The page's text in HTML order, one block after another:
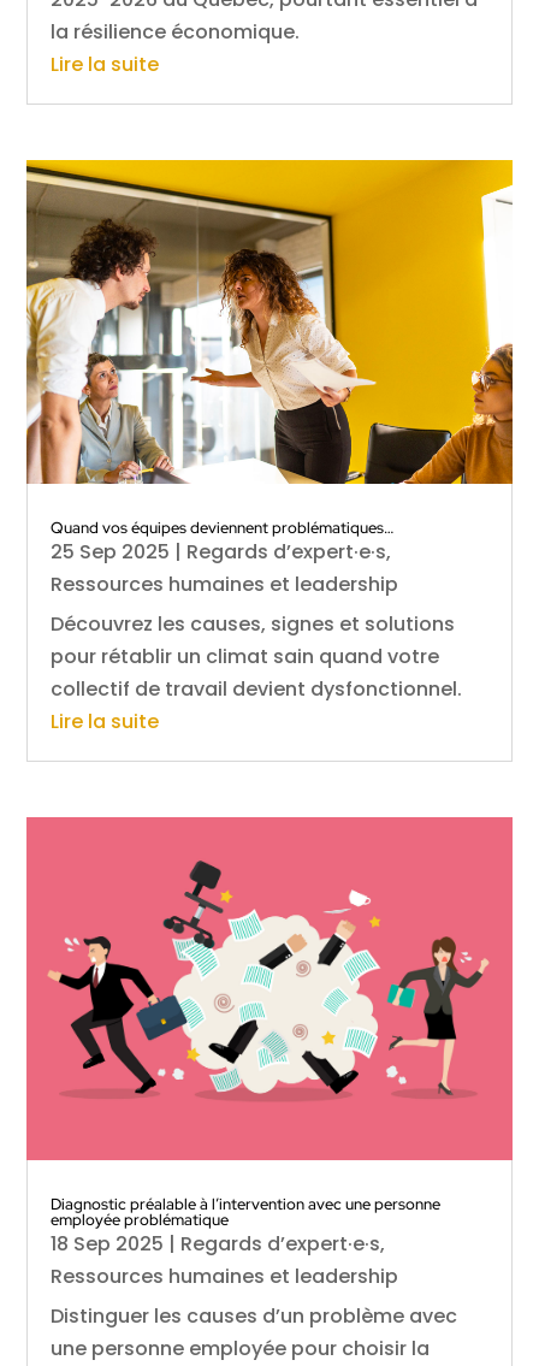
la résilience économique.
Lire la suite
Quand vos équipes deviennent problématiques…
25 Sep 2025 | Regards d’expert·e·s,
Ressources humaines et leadership
Découvrez les causes, signes et solutions
pour rétablir un climat sain quand votre
collectif de travail devient dysfonctionnel.
Lire la suite
Diagnostic préalable à l’intervention avec une personne
employée problématique
18 Sep 2025 | Regards d’expert·e·s,
Ressources humaines et leadership
Distinguer les causes d’un problème avec
une personne employée pour choisir la